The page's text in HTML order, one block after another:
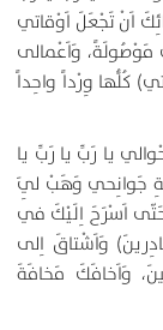
اَنْ تَجْعَلَ اَوْقاتي
مَوْصُولَةً، وَاَعْمالى
كُلُّها وِرْداً واحِداً
يا رَبِّ يا رَبِّ يا
جَوانِحي وَهَبْ لِيَ
اَسْرَحَ اِلَيْكَ في
وَاَشْتاقَ اِلى
وَاَخافَكَ مَخافَةَ